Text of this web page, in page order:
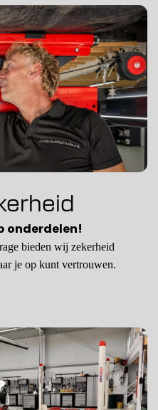
onderdelen!
bieden wij zekerheid
je op kunt vertrouwen.